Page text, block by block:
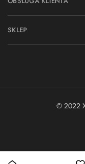
SKLEP
© 2022